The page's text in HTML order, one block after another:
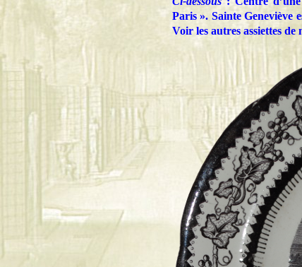
Paris ». Sainte Geneviève
Voir les autres assiettes de